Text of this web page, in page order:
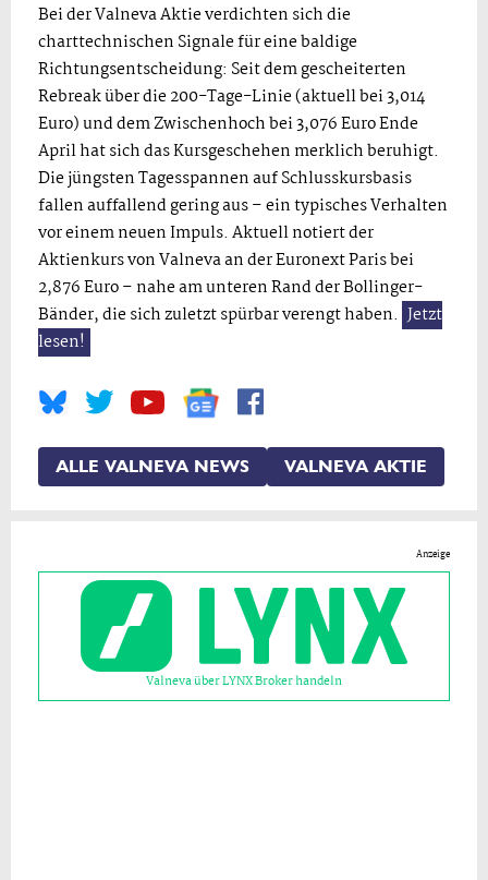
Bei der Valneva Aktie verdichten sich die
charttechnischen Signale für eine baldige
Richtungsentscheidung: Seit dem gescheiterten
Rebreak über die 200-Tage-Linie (aktuell bei 3,014
Euro) und dem Zwischenhoch bei 3,076 Euro Ende
April hat sich das Kursgeschehen merklich beruhigt.
Die jüngsten Tagesspannen auf Schlusskursbasis
fallen auffallend gering aus – ein typisches Verhalten
vor einem neuen Impuls. Aktuell notiert der
Aktienkurs von Valneva an der Euronext Paris bei
2,876 Euro – nahe am unteren Rand der Bollinger-
Bänder, die sich zuletzt spürbar verengt haben. Jetzt
lesen!
ALLE VALNEVA NEWS VALNEVA AKTIE
Anzeige
Valneva über LYNX Broker handeln